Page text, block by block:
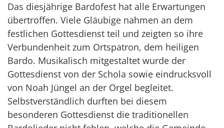
Das diesjährige Bardofest hat alle Erwartungen
übertroffen. Viele Gläubige nahmen an dem
festlichen Gottesdienst teil und zeigten so ihre
Verbundenheit zum Ortspatron, dem heiligen
Bardo. Musikalisch mitgestaltet wurde der
Gottesdienst von der Schola sowie eindrucksvoll
von Noah Jüngel an der Orgel begleitet.
Selbstverständlich durften bei diesem
besonderen Gottesdienst die traditionellen